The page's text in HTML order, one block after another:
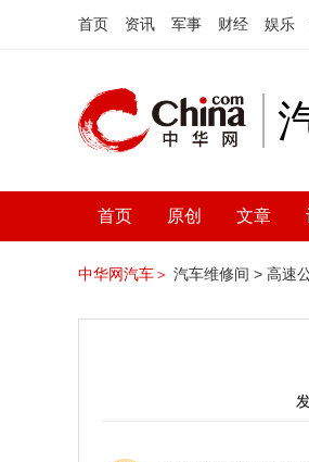
首页 资讯 军事 财经 娱乐
首页 原创 文章
中华网汽车＞ 汽车维修间 > 高速